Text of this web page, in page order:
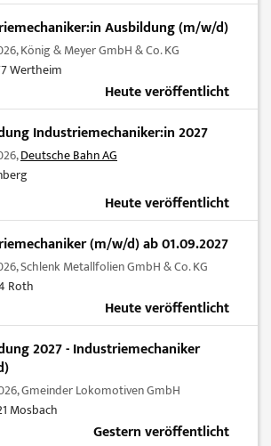
Ausbildung (m/w/d)
König & Meyer GmbH & Co. KG
Wertheim
Heute veröffentlicht
Industriemechaniker:in 2027
Deutsche Bahn AG
Heute veröffentlicht
(m/w/d) ab 01.09.2027
Schlenk Metallfolien GmbH & Co. KG
Roth
Heute veröffentlicht
2027 - Industriemechaniker
Gmeinder Lokomotiven GmbH
Mosbach
Gestern veröffentlicht